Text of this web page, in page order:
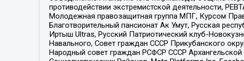
противодействии экстремистской деятельности,
Молодежная правозащитная группа МПГ, Курсом
Благотворительный пансионат Ак Умут, Русская
Иртыш Ultras, Русский Патриотический клуб-
Навального, Совет граждан СССР Прикубанского
Народный совет граждан РСФСР СССР